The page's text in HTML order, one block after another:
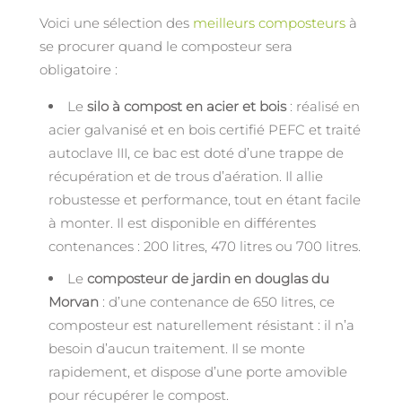
Voici une sélection des meilleurs composteurs à
se procurer quand le composteur sera
obligatoire :
Le silo à compost en acier et bois: réalisé en
acier galvanisé et en bois certifié PEFC et traité
autoclave III, ce bac est doté d’une trappe de
récupération et de trous d’aération. Il allie
robustesse et performance, tout en étant facile
à monter. Il est disponible en différentes
contenances : 200 litres, 470 litres ou 700 litres.
Le composteur de jardin en douglas du
Morvan : d’une contenance de 650 litres, ce
composteur est naturellement résistant : il n’a
besoin d’aucun traitement. Il se monte
rapidement, et dispose d’une porte amovible
pour récupérer le compost.